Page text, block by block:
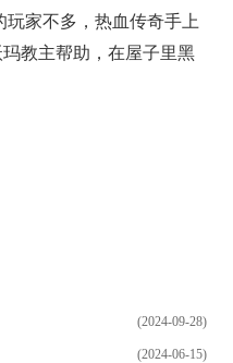
家不多，热血传奇手上
教主帮助，在屋子里黑
(2024-09-28)
(2024-06-15)